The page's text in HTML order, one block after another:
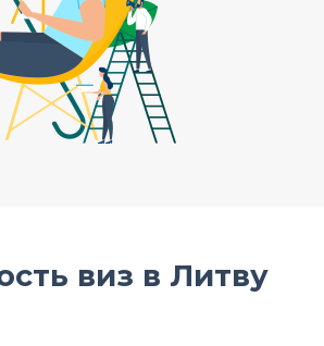
виз в Литву